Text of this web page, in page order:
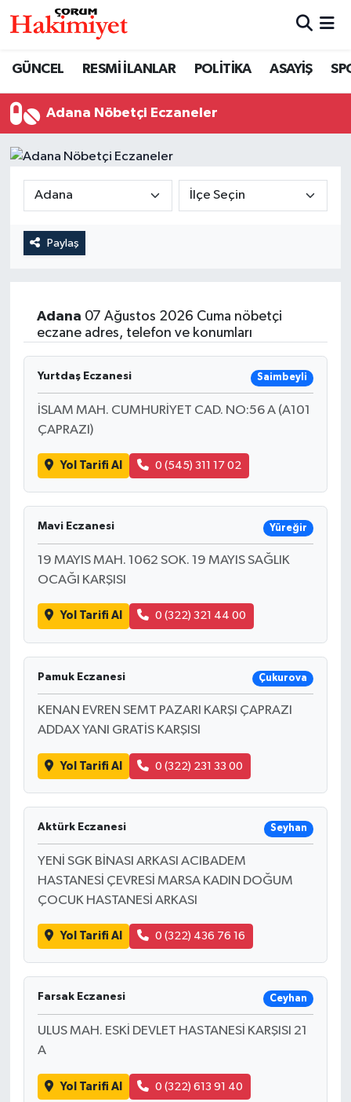
GÜNCEL RESMİ İLANLAR POLİTİKA ASAYİŞ
Adana Nöbetçi Eczaneler
Paylaş
Adana 07 Ağustos 2026 Cuma nöbetçi
eczane adres, telefon ve konumları
Yurtdaş Eczanesi Saimbeyli
İSLAM MAH. CUMHURİYET CAD. NO:56 A (A101
ÇAPRAZI)
Yol Tarifi Al 0 (545) 311 17 02
Mavi Eczanesi Yüreğir
19 MAYIS MAH. 1062 SOK. 19 MAYIS SAĞLIK
OCAĞI KARŞISI
Yol Tarifi Al 0 (322) 321 44 00
Pamuk Eczanesi Çukurova
KENAN EVREN SEMT PAZARI KARŞI ÇAPRAZI
ADDAX YANI GRATİS KARŞISI
Yol Tarifi Al 0 (322) 231 33 00
Aktürk Eczanesi Seyhan
YENİ SGK BİNASI ARKASI ACIBADEM
HASTANESİ ÇEVRESİ MARSA KADIN DOĞUM
ÇOCUK HASTANESİ ARKASI
Yol Tarifi Al 0 (322) 436 76 16
Farsak Eczanesi Ceyhan
ULUS MAH. ESKİ DEVLET HASTANESİ KARŞISI 21
A
Yol Tarifi Al 0 (322) 613 91 40
ASAYİŞ
GÜNCEL
EĞİTİM
İLÇELER
TEKNOLOJİ
Nöbetçi Eczaneler
Trafik Durumu
Tüm Manşetler
Haber Arşivi